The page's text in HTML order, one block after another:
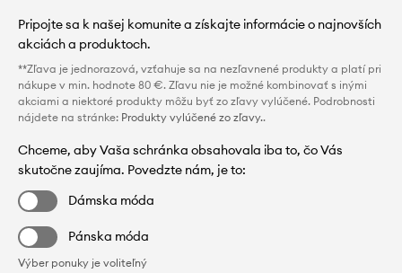
Pripojte sa k našej komunite a získajte informácie o najnovších
akciách a produktoch.
**Zľava je jednorazová, vzťahuje sa na nezľavnené produkty a platí pri
nákupe v min. hodnote 80 €. Zľavu nie je možné kombinovať s inými
akciami a niektoré produkty môžu byť zo zľavy vylúčené. Podrobnosti
nájdete na stránke: Produkty vylúčené zo zľavy..
Chceme, aby Vaša schránka obsahovala iba to, čo Vás
skutočne zaujíma. Povedzte nám, je to:
Dámska móda
Pánska móda
Výber ponuky je voliteľný